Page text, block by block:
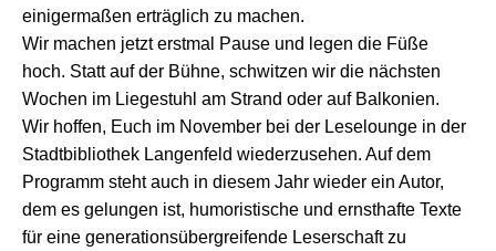
einigermaßen erträglich zu machen.
Wir machen jetzt erstmal Pause und legen die Füße
hoch. Statt auf der Bühne, schwitzen wir die nächsten
Wochen im Liegestuhl am Strand oder auf Balkonien.
Wir hoffen, Euch im November bei der Leselounge in der
Stadtbibliothek Langenfeld wiederzusehen. Auf dem
Programm steht auch in diesem Jahr wieder ein Autor,
dem es gelungen ist, humoristische und ernsthafte Texte
für eine generationsübergreifende Leserschaft zu